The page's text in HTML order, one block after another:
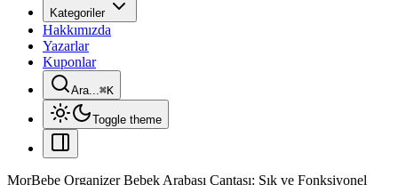
Kategoriler
Hakkımızda
Yazarlar
Kuponlar
Ara...⌘K
Toggle theme
MorBebe Organizer Bebek Arabası Çantası: Şık ve Fonksiyonel